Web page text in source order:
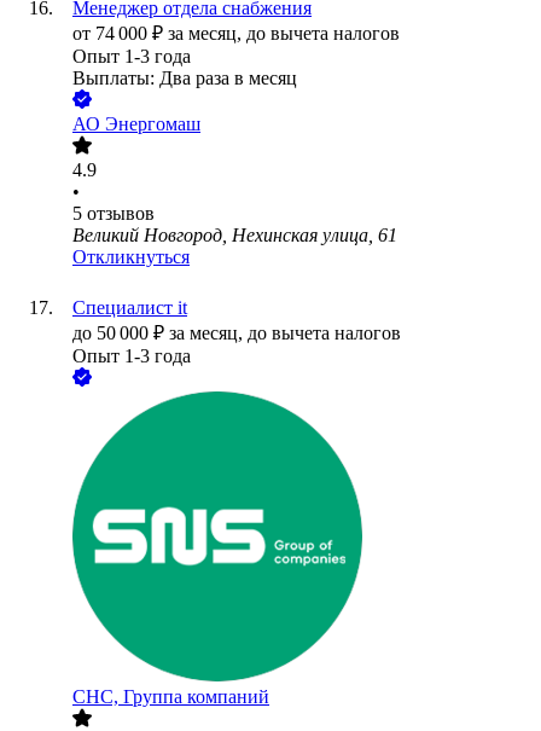
Менеджер отдела снабжения
от 74 000 ₽ за месяц, до вычета налогов
Опыт 1-3 года
Выплаты: Два раза в месяц
АО Энергомаш
4.9
•
5 отзывов
Великий Новгород, Нехинская улица, 61
Откликнуться
Cпециалист it
до 50 000 ₽ за месяц, до вычета налогов
Опыт 1-3 года
СНС, Группа компаний